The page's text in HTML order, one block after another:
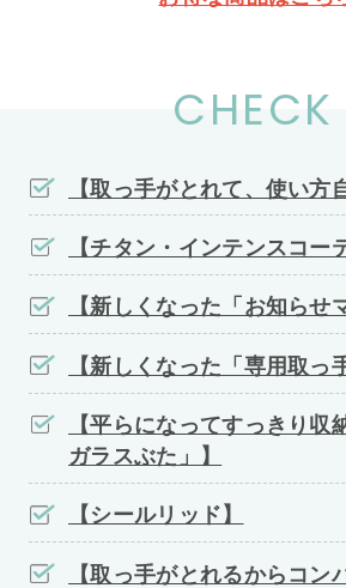
CHECK
【取っ手がとれて、使い方
【チタン・インテンスコー
【新しくなった「お知らせ
【新しくなった「専用取っ
【平らになってすっきり収
ガラスぶた」】
【シールリッド】
【取っ手がとれるからコン